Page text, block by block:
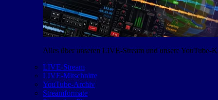
Alles über unseren LIVE-Stream und unsere YouTube-
LIVE-Stream
LIVE-Mitschnitte
YouTube-Archiv
Streamformate